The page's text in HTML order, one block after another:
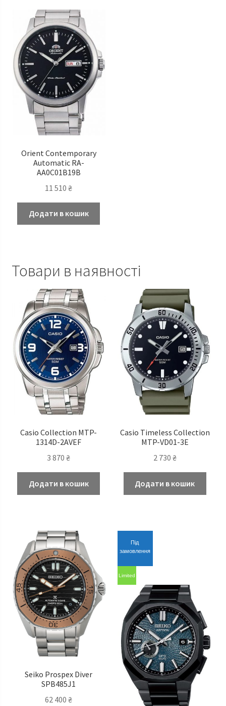
Orient Contemporary
Automatic RA-
AA0C01B19B
11 510₴
Додати в кошик
Товари в наявності
Casio Сollection MTP-
1314D-2AVEF
3 870₴
Додати в кошик
Casio Timeless Сollection
MTP-VD01-3E
2 730 ₴
Додати в кошик
Seiko Prospex Diver
SPB485J1
62 400₴
Під
замовлення
Limited